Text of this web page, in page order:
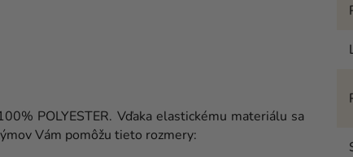
POLYESTER. Vďaka elastickému materiálu sa
Vám pomôžu tieto rozmery: